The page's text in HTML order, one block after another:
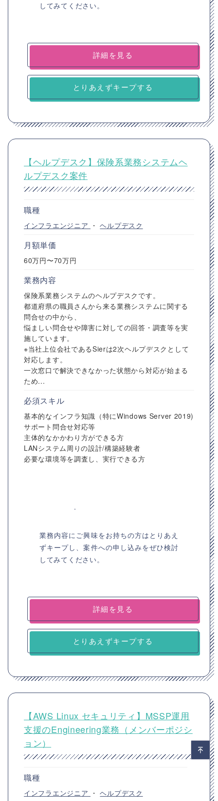
してみてください。
詳細を見る
とりあえずキープする
【ヘルプデスク】保険系業務システムヘ
ルプデスク案件
職種
インフラエンジニア ・ヘルプデスク
月額単価
60万円〜70万円
業務内容
保険系業務システムのヘルプデスクです。
都道府県の職員さんから来る業務システムに関する
問合せの中から、
悩ましい問合せや障害に対しての回答・調査等を実
施しています。
※当社上位会社であるSierは2次ヘルプデスクとして
対応します。
一次窓口で解決できなかった状態から対応が始まる
ため...
必須スキル
基本的なインフラ知識（特にWindows Server 2019)
サポート問合せ対応等
主体的なかかわり方ができる方
LANシステム周りの設計/構築経験者
必要な環境等を調査し、実行できる方
業務内容にご興味をお持ちの方はとりあえ
ずキープし、案件への申し込みをぜひ検討
してみてください。
詳細を見る
とりあえずキープする
【AWS Linux セキュリティ】MSSP運用
支援のEngineering業務（メンバーポジシ
ョン）
職種
インフラエンジニア ・ヘルプデスク